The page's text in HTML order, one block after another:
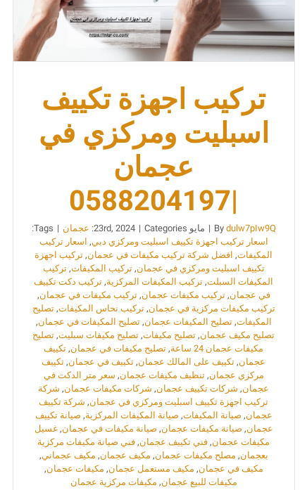
تركيب اجهزة تكييف
اسبليت ومركزي في
عجمان
|0588204197
By dulw7pIw9Q
| مايو 23rd, 2024 | Categories: عجمان |
Tags:
اسعار تركيب اجهزة تكييف اسبليت ومركزي دبي, اسعار تركيب
المكيفات, افضل شركة تركيب مكيفات في عجمان, تركيب اجهزة
تكييف اسبليت ومركزي في عجمان,تركيب المكيفات,تركيب
المكيفات السبلت, تركيب المكيفات المركزية, تركيب دكت تكييف
في عجمان,تركيب مكيفات عجمان,تركيب مكيفات في عجمان,
تركيب مكيفات مركزية في عجمان,تركيب نحاس المكيفات,تصليح
المكيفات,تصليح المكيفات عجمان,تصليح المكيفات في عجمان,
تصليح مكيف عجمان, تصليح مكيفات, تصليح مكيفات سبليت, تصليح
مكيفات عجمان 24 ساعة
, تصليح مكيفات في عجمان, تكييف
عجمان, تكييف على المالك عجمان, تكييف في عجمان, تكييف
مركزي عجمان,تنظيف مكيفات عجمان, سعر متر الدكت في
عجمان, شركات تكييف عجمان, شركات مكيفات عجمان, شركة
تركيب اجهزة تكييف اسبليت ومركزي في عجمان, شركة تكييف
عجمان, صيانة المكيفات, صيانة المكيفات المركزية, صيانة تكييف
عجمان, صيانة مكيفات عجمان, صيانة مكيفات في عجمان,غسيل
مكيفات عجمان, فني تكييف عجمان, فني صيانة مكيفات مركزية
بعجمان, مصلح مكيفات عجمان, مكيف عجمان, مكيف عجماني,
مكيف في عجمان, مكيف مستعمل عجمان, مكيفات عجمان,
مكيفات للبيع عجمان, مكيفات مركزية عجمان